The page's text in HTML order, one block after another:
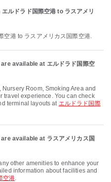
ルドラド国際空港 to ラスアメリ
空港 to ラスアメリカス国際空港.
available at エルドラド国際空
travel experience. You can check
terminal layouts at エルドラド国際
available at ラスアメリカス国
information about facilities and
空港.